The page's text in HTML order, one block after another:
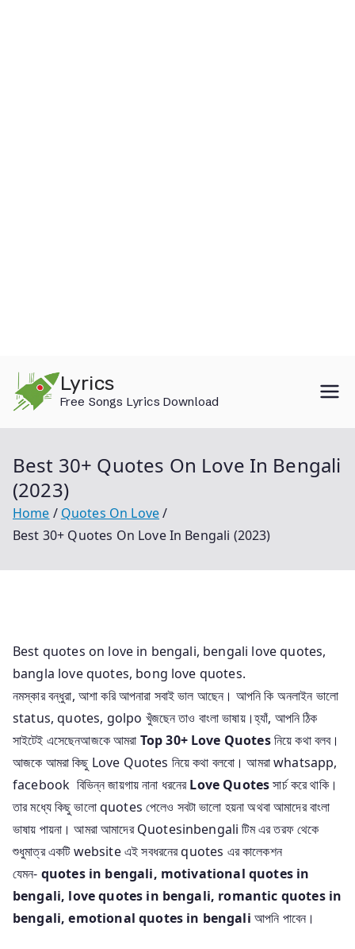
content
Lyrics
Free Songs Lyrics Download
Best 30+ Quotes On Love In Bengali
(2023)
Home
Quotes On Love
Best 30+ Quotes On Love In Bengali (2023)
Best quotes on love in bengali, bengali love quotes,
bangla love quotes, bong love quotes.
নমস্কার বন্ধুরা, আশা করি আপনারা সবাই ভাল আছেন। আপনি কি অনলাইন ভালো
status, quotes, golpo খুঁজছেন তাও বাংলা ভাষায়।হ্যাঁ, আপনি ঠিক
সাইটেই এসেছেনআজকে আমরা Top 30+ Love Quotesনিয়ে কথা বলব।
আজকে আমরা কিছু Love Quotes নিয়ে কথা বলবো। আমরা whatsapp,
facebook বিভিন্ন জায়গায় নানা ধরনেরLove Quotesসার্চ করে থাকি।
তার মধ্যে কিছু ভালো quotes পেলেও সবটা ভালো হয়না অথবা আমাদের বাংলা
ভাষায় পায়না। আমরা আমাদের Quotesinbengali টিম এর তরফ থেকে
শুধুমাত্র একটি website এই সবধরনের quotes এর কালেকশন
যেমন- quotes in bengali, motivational quotes in
bengali, love quotes in bengali, romantic quotes in
bengali, emotional quotes in bengali আপনি পাবেন।